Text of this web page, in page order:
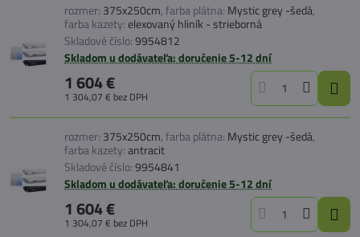
rozmer: 375x250cm,farba plátna: Mystic grey -šedá,
farba kazety:elexovaný hliník - strieborná
Skladové číslo:9954812
Skladom u dodávateľa: doručenie 5-12 dní
1 604 €
1 304,07 € bez DPH
rozmer: 375x250cm,farba plátna: Mystic grey -šedá,
farba kazety:antracit
Skladové číslo:9954841
Skladom u dodávateľa: doručenie 5-12 dní
1 604 €
1 304,07 € bez DPH